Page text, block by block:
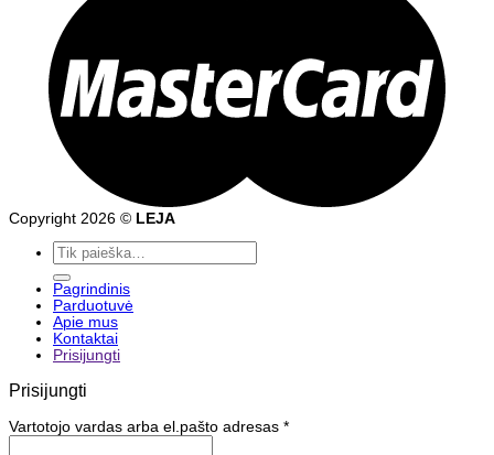
Copyright 2026 © LEJA
Ieškoti:
Pagrindinis
Parduotuvė
Apie mus
Kontaktai
Prisijungti
Prisijungti
Vartotojo vardas arba el.pašto adresas *